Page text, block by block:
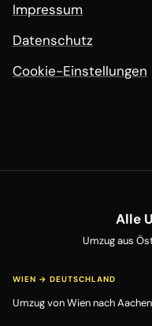
Impressum
Datenschutz
Cookie-Einstellungen
Alle
Umzug aus
WIEN → DEUTSCHLAND
Umzug von Wien nach Aachen